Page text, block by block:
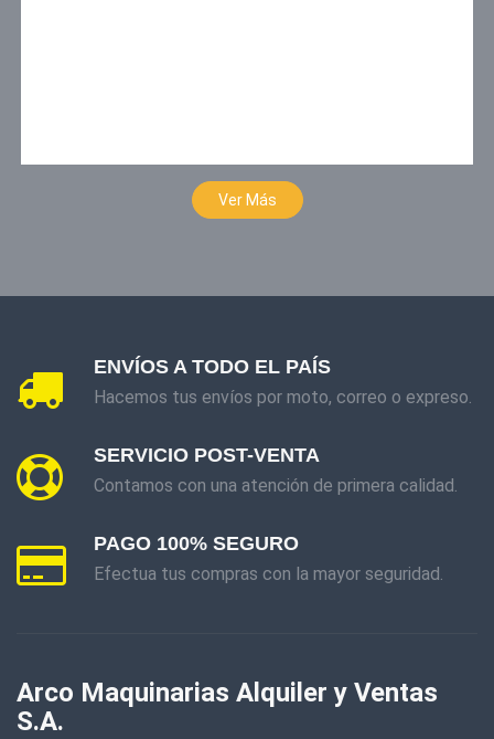
Ver Más
ENVÍOS A TODO EL PAÍS
Hacemos tus envíos por moto, correo o expreso.
SERVICIO POST-VENTA
Contamos con una atención de primera calidad.
PAGO 100% SEGURO
Efectua tus compras con la mayor seguridad.
Arco Maquinarias Alquiler y Ventas
S.A.